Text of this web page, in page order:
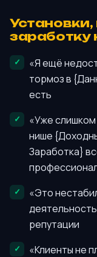
заработку
«Я ещё
тормоз в
есть
«Уже
нише
Заработка}
«Это
репутации
«Клиенты не